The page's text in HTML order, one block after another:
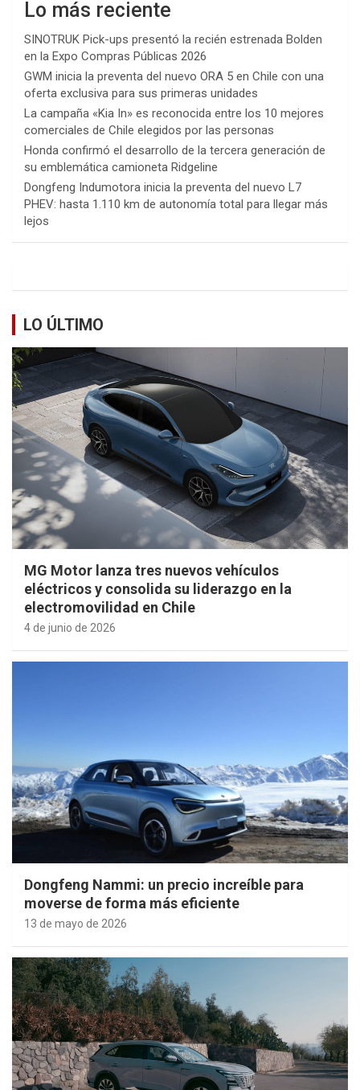
Lo más reciente
SINOTRUK Pick-ups presentó la recién estrenada Bolden
en la Expo Compras Públicas 2026
GWM inicia la preventa del nuevo ORA 5 en Chile con una
oferta exclusiva para sus primeras unidades
La campaña «Kia In» es reconocida entre los 10 mejores
comerciales de Chile elegidos por las personas
Honda confirmó el desarrollo de la tercera generación de
su emblemática camioneta Ridgeline
Dongfeng Indumotora inicia la preventa del nuevo L7
PHEV: hasta 1.110 km de autonomía total para llegar más
lejos
LO ÚLTIMO
MG Motor lanza tres nuevos vehículos
eléctricos y consolida su liderazgo en la
electromovilidad en Chile
4 de junio de 2026
Dongfeng Nammi: un precio increíble para
moverse de forma más eficiente
13 de mayo de 2026